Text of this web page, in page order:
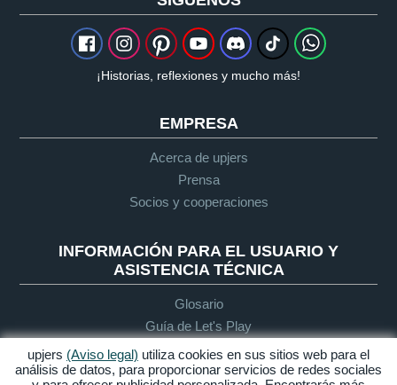
¡Historias, reflexiones y mucho más!
EMPRESA
Acerca de upjers
Prensa
Socios y cooperaciones
INFORMACIÓN PARA EL USUARIO Y
ASISTENCIA TÉCNICA
Glosario
Guía de Let's Play
Soporte
upjers (Aviso legal) utiliza cookies en sus sitios web para el
análisis de datos, para proporcionar servicios de redes sociales